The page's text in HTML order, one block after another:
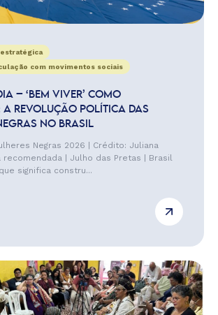
com movimentos sociais
– ‘BEM VIVER’ COMO
A REVOLUÇÃO POLÍTICA DAS
NO BRASIL
Negras 2026 | Crédito: Juliana
recomendada | Julho das Pretas | Brasil
significa constru...